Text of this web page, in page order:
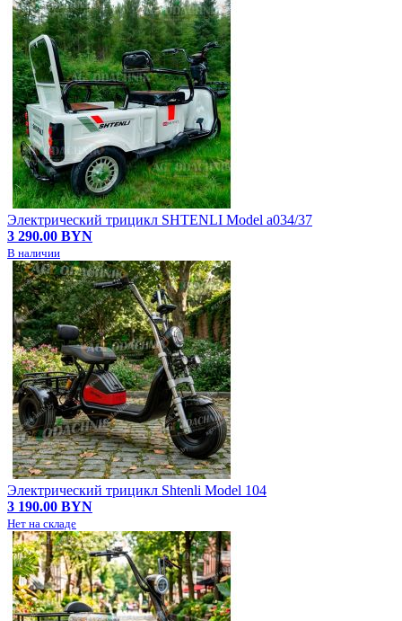
Электрический трицикл SHTENLI Model а034/37
3 290.00 BYN
В наличии
Электрический трицикл Shtenli Model 104
3 190.00 BYN
Нет на складе